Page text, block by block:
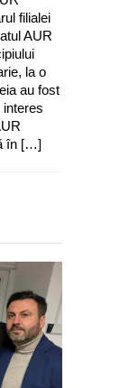
filialei
AUR
la o
au fost
în […]